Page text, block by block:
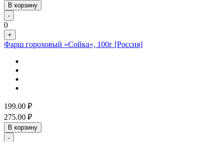
В корзину
-
0
+
Фарш гороховый «Сойка», 100г [Россия]
199.00 ₽
275.00 ₽
В корзину
-